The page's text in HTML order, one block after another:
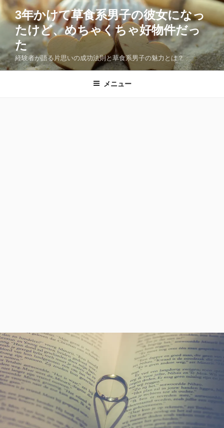
コ
ン
ツ
へ
3年かけて草食系男子の彼女になっ
たけど、めちゃくちゃ好物件だっ
た
経験者が語る片思いの成功法則と草食系男子の魅力とは？
メニュー